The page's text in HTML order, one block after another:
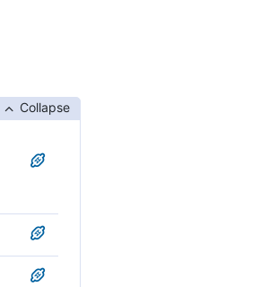
Collapse